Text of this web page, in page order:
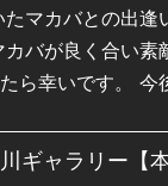
マカバとの出
バが良く合い
ら幸いです。 今
ギャラリー【